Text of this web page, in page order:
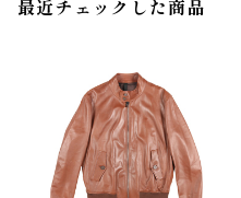
最近チェックした商品